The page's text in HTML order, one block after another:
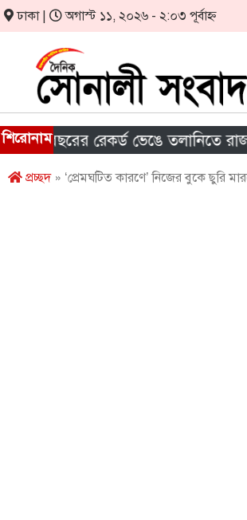
ঢাকা | অগাস্ট ১১, ২০২৬ - ২:০৩ পূর্বাহ্ন
শিরোনাম
বছরের রেকর্ড ভেঙে তলানিতে
প্রচ্ছদ» ‘প্রেমঘটিত কারণে’ নিজের বুকে ছুরি